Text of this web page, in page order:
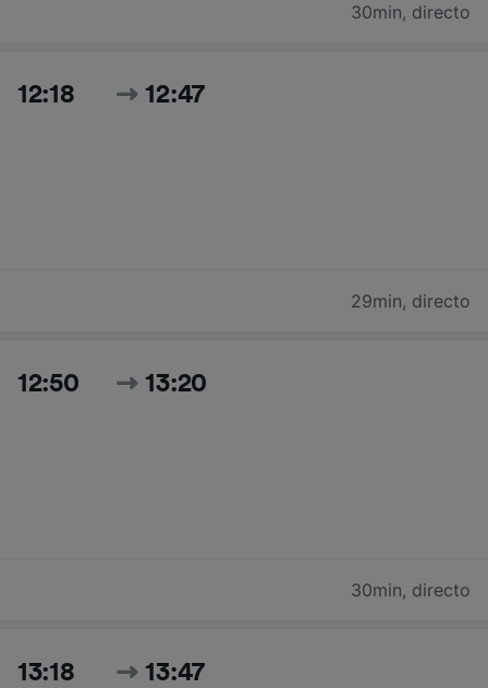
30min, directo
12:18 12:47
29min, directo
12:50 13:20
30min, directo
13:18 13:47